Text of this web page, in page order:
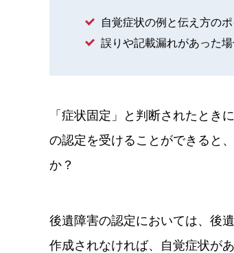
自覚症状の例と伝え方のポ
誤りや記載漏れがあった
「症状固定」と判断されたとき
の認定を受けることができると
か？
後遺障害の認定においては、後
作成されなければ、自覚症状が